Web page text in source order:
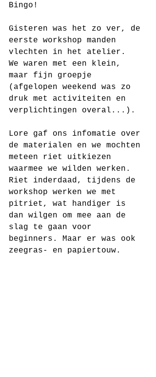
Bingo!
Gisteren was het zo ver, de
eerste workshop manden
vlechten in het atelier.
We waren met een klein,
maar fijn groepje
(afgelopen weekend was zo
druk met activiteiten en
verplichtingen overal...).
Lore gaf ons infomatie over
de materialen en we mochten
meteen riet uitkiezen
waarmee we wilden werken.
Riet inderdaad, tijdens de
workshop werken we met
pitriet, wat handiger is
dan wilgen om mee aan de
slag te gaan voor
beginners. Maar er was ook
zeegras- en papiertouw.